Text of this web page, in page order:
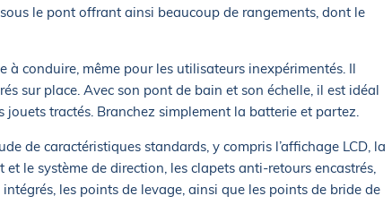
le pont offrant ainsi beaucoup de rangements, dont le
à conduire, même pour les utilisateurs inexpérimentés. Il
sur place. Avec son pont de bain et son échelle, il est idéal
jouets tractés. Branchez simplement la batterie et partez.
de caractéristiques standards, y compris l’affichage LCD, la
le système de direction, les clapets anti-retours encastrés,
les points de levage, ainsi que les points de bride de